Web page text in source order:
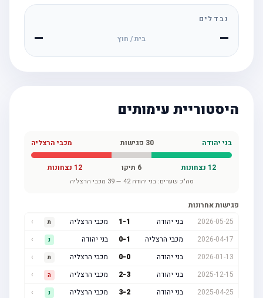
נבדלים
— בית / חוץ —
היסטוריית עימותים
בני יהודה 30פגישות מכבי הרצליה
12נצחונות תיקו 12נצחונות
סה"כ שערים:בני יהודה42
—
39 מכבי הרצליה
פגישות אחרונות
2026-05-25
בני יהודה 1 מכבי הרצליה
2026-04-17
מכבי הרצליה 0 בני יהודה
2026-01-13
בני יהודה 0- מכבי הרצליה
2025-12-15
בני יהודה 2- מכבי הרצליה
2025-04-25
בני יהודה 3- מכבי הרצליה